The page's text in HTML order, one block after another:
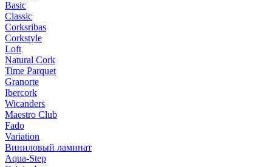
Basic
Classic
Corksribas
Corkstyle
Loft
Natural Cork
Time Parquet
Granorte
Ibercork
Wicanders
Мaestro Club
Fado
Variation
Виниловый ламинат
Aqua-Step